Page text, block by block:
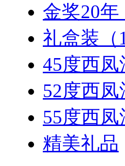
金奖20年
礼盒装（
45度西凤
52度西凤
55度西凤
精美礼品